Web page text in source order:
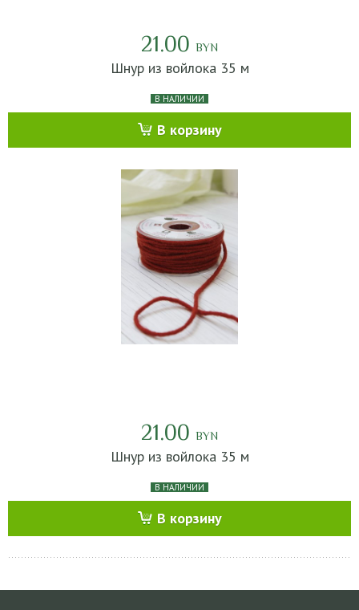
21.00 BYN
Шнур из войлока 35 м
В НАЛИЧИИ
В корзину
21.00 BYN
Шнур из войлока 35 м
В НАЛИЧИИ
В корзину